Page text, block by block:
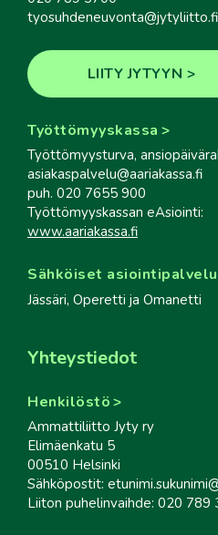
tyosuhdeneuvonta@jytyliitto.fi
LIITY JYTYYN
Työttömyyskassa
Työttömyysturva,
asiakaspalvelu@aariakassa.fi
puh. 020 7655 900
Työttömyyskassan eAsiointi:
www.aariakassa.fi
Sähköiset
Jässäri, Operetti ja Omanetti
Yhteystiedot
Henkilöstö
Ammattiliitto Jyty ry
Elimäenkatu 5
00510 Helsinki
Sähköpostit:
Liiton puhelinvaihde: 020 789